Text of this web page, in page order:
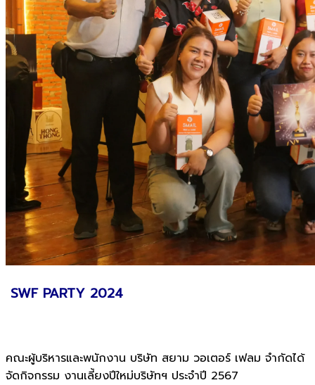
SWF PARTY 2024
คณะผู้บริหารและพนักงาน บริษัท สยาม วอเตอร์ เฟลม จำกัดได้
จัดกิจกรรม งานเลี้ยงปีใหม่บริษัทฯ ประจำปี 2567